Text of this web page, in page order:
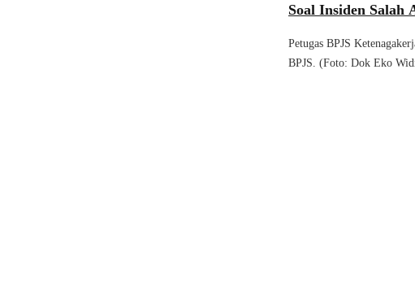
Soal Insiden Salah
Petugas BPJS
BPJS. (Foto: Dok Eko